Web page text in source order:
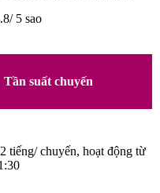
5 sao
Tần suất chuyến
tiếng/ chuyến, hoạt động từ